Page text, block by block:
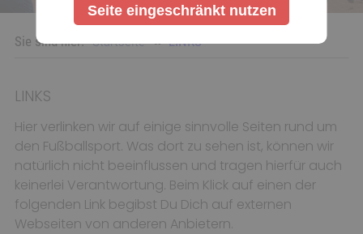
Sie sind hier: Startseite « LINKS
LINKS
Hier verlinken wir auf einige sinnvolle Seiten rund um
den Fußballsport. Was dort zu sehen ist, können wir
natürlich nicht beeinflussen und tragen hierfür auch
keinerlei Verantwortung. Beim Klick auf einen der
folgenden Link begibst Du Dich auf externen
Webseiten von anderen Anbietern.
Seite eingeschränkt nutzen